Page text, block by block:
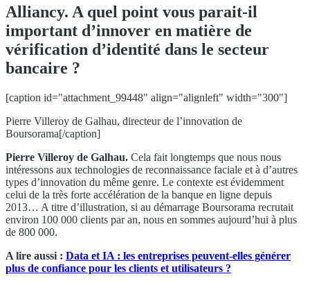
Alliancy. A quel point vous parait-il
important d’innover en matière de
vérification d’identité dans le secteur
bancaire ?
[caption id="attachment_99448" align="alignleft" width="300"]
Pierre Villeroy de Galhau, directeur de l’innovation de
Boursorama[/caption]
Pierre Villeroy de Galhau. Cela fait longtemps que nous nous
intéressons aux technologies de reconnaissance faciale et à d’autres
types d’innovation du même genre. Le contexte est évidemment
celui de la très forte accélération de la banque en ligne depuis
2013… A titre d’illustration, si au démarrage Boursorama recrutait
environ 100 000 clients par an, nous en sommes aujourd’hui à plus
de 800 000.
A lire aussi : Data et IA : les entreprises peuvent-elles générer
plus de confiance pour les clients et utilisateurs ?